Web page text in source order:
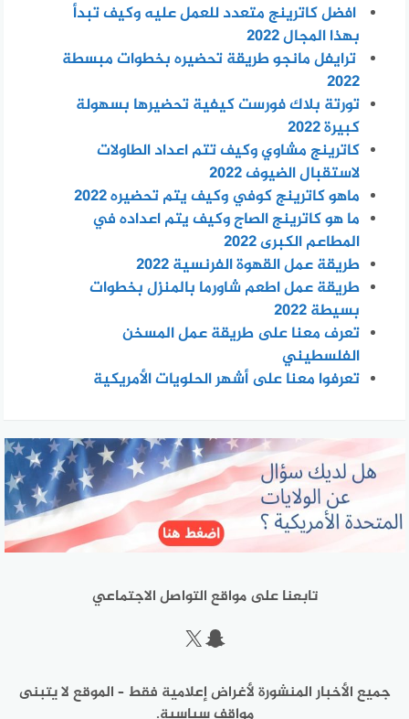
افضل كاترينج متعدد للعمل عليه وكيف تبدأ
بهذا المجال 2022
ترايفل مانجو طريقة تحضيره بخطوات مبسطة
2022
تورتة بلاك فورست كيفية تحضيرها بسهولة
كبيرة 2022
كاترينج مشاوي وكيف تتم اعداد الطاولات
لاستقبال الضيوف 2022
ماهو كاترينج كوفي وكيف يتم تحضيره 2022
ما هو كاترينج الصاج وكيف يتم اعداده في
المطاعم الكبرى 2022
طريقة عمل القهوة الفرنسية 2022
طريقة عمل اطعم شاورما بالمنزل بخطوات
بسيطة 2022
تعرف معنا على طريقة عمل المسخن
الفلسطيني
تعرفوا معنا على أشهر الحلويات الأمريكية
تابعنا على مواقع التواصل الاجتماعي
سناب شات
إكس
جميع الأخبار المنشورة لأغراض إعلامية فقط – الموقع لا يتبنى